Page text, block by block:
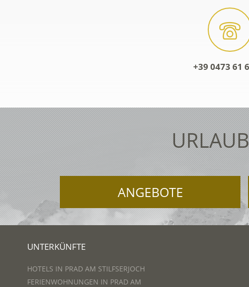
+39 0473 61
ANGEBOTE
UNTERKÜNFTE
HOTELS IN PRAD AM STILFSERJOCH
FERIENWOHNUNGEN IN PRAD AM